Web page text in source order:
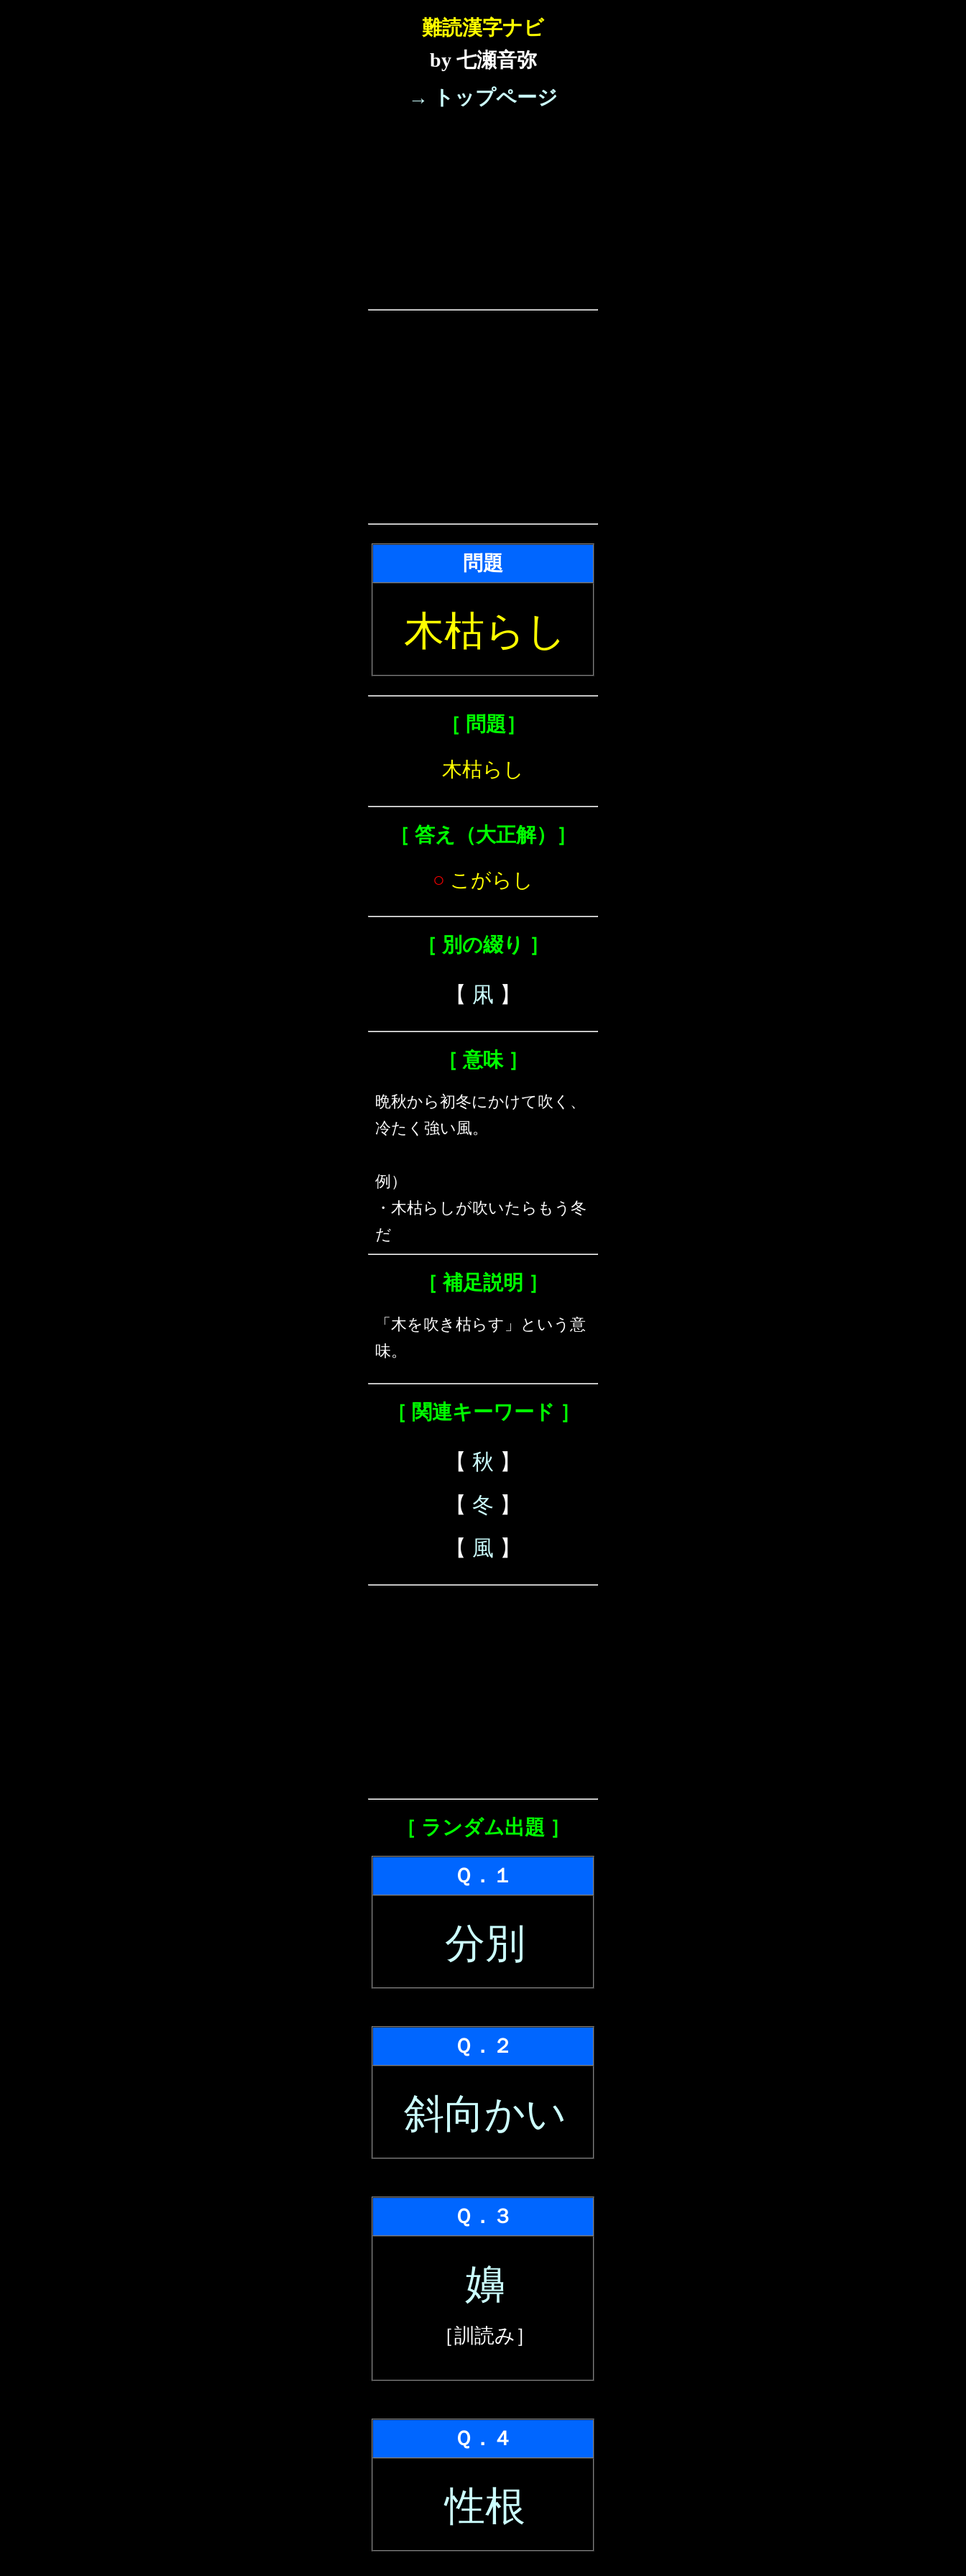
難読漢字ナビ
by 七瀬音弥
→ トップページ
問題
木枯らし
［ 問題］
木枯らし
［ 答え（大正解）］
○ こがらし
［ 別の綴り ］
【 凩 】
［ 意味 ］
晩秋から初冬にかけて吹く、
冷たく強い風。
例）
・木枯らしが吹いたらもう冬
だ
［ 補足説明 ］
「木を吹き枯らす」という意
味。
［ 関連キーワード ］
【 秋 】
【 冬 】
【 風 】
［ ランダム出題 ］
Ｑ．１
分別
Ｑ．２
斜向かい
Ｑ．３
嬶
［訓読み］
Ｑ．４
性根